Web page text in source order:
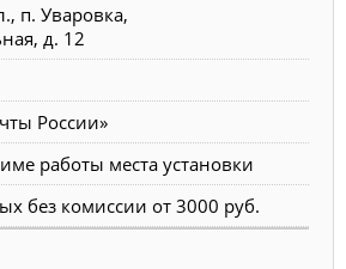
п. Уваровка,
д. 12
России»
работы места установки
без комиссии от 3000 руб.